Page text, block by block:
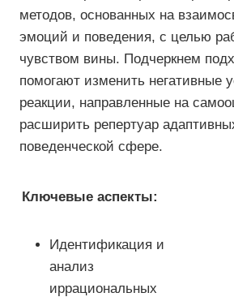
методов, основанных на
эмоций и поведения, с целью
чувством вины. Подчеркнем
помогают изменить негативные
реакции, направленные на
расширить репертуар
поведенческой сфере.
Ключевые аспекты:
Идентификация и
анализ
иррациональных